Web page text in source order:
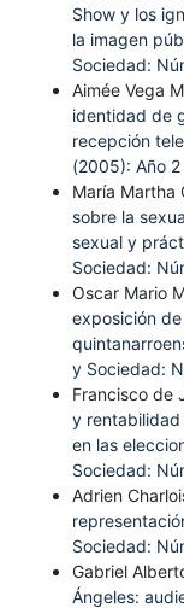
Show y los
la imagen
Sociedad:
Aimée Vega
identidad de
recepción
(2005): Año 2
María Martha
sobre la
sexual y
Sociedad:
Oscar Mario
exposición
y Sociedad:
Francisco de
y rentabilidad
en las
Sociedad:
Adrien
Sociedad:
Gabriel
Ángeles: